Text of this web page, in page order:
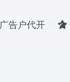
告户代开